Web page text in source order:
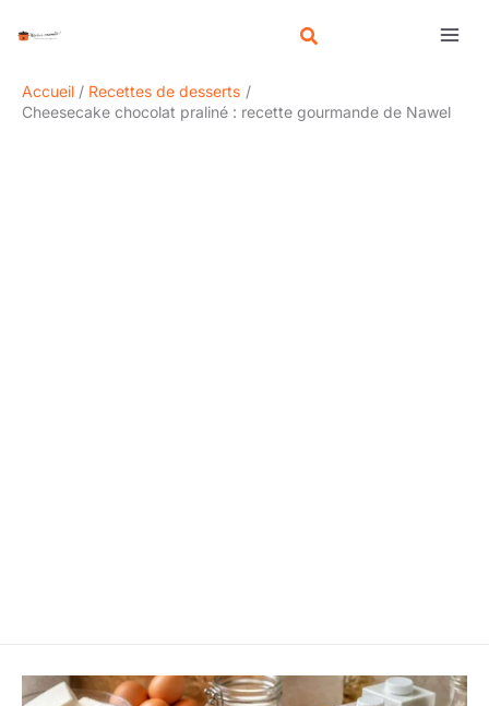
Accueil
Recettes de desserts
Cheesecake chocolat praliné : recette gourmande de Nawel
e
h